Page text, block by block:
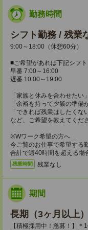
勤務時間
シフト勤務 / 残業
9:00～18:00（休憩60分）
■ご希望があれば下記シフト
早番 7:00～16:00
遅番 10:00～19:00
「家族と休みを合わせたい」
「余裕を持って夕飯の準備
「できれば残業はしたくな
など、ご希望を教えてくだ
※Wワーク希望の方へ
今ご覧のお仕事で希望する
合計で週40時間を超える場
残業時間 残業なし
期間
長期（3ヶ月以上）
【積極採用中！急募！】